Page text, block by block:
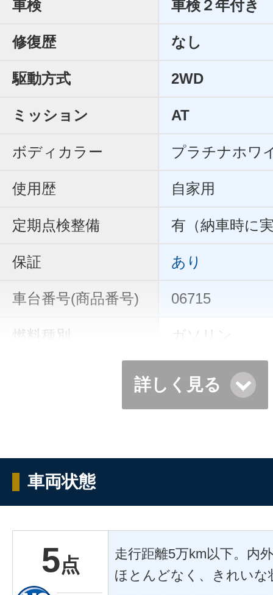
車検 車検２年付き
修復歴 なし
駆動方式 2WD
ミッション AT
ボディカラー プラチナホワ
使用歴 自家用
定期点検整備 有（納車時に
保証 あり
車台番号(商品番号) 06715
燃料種別 ガソリン
詳しく見る
車両状態
5点
走行距離5万km以下。内
ほとんどなく、きれいな